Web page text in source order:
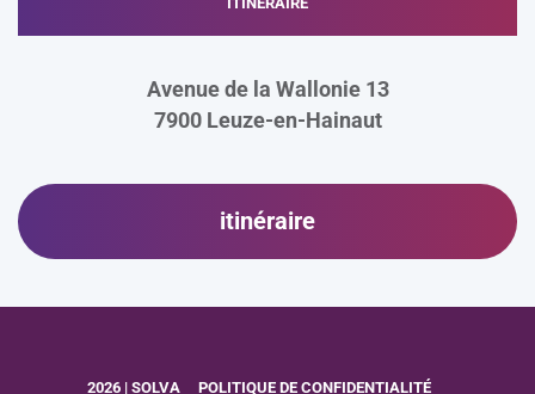
Avenue de la Wallonie 13
7900 Leuze-en-Hainaut
itinéraire
2026 | SOLVA POLITIQUE DE CONFIDENTIALITÉ